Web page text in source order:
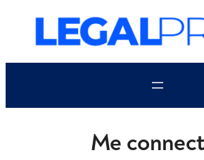
contenu
Me